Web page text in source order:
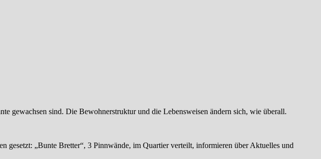
gewachsen sind. Die Bewohnerstruktur und die Lebensweisen ändern sich, wie überall.
gesetzt: „Bunte Bretter“, 3 Pinnwände, im Quartier verteilt, informieren über Aktuelles und